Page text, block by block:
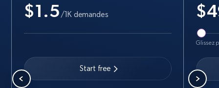
$1.5 /1K demandes
Start free
$
Glissez